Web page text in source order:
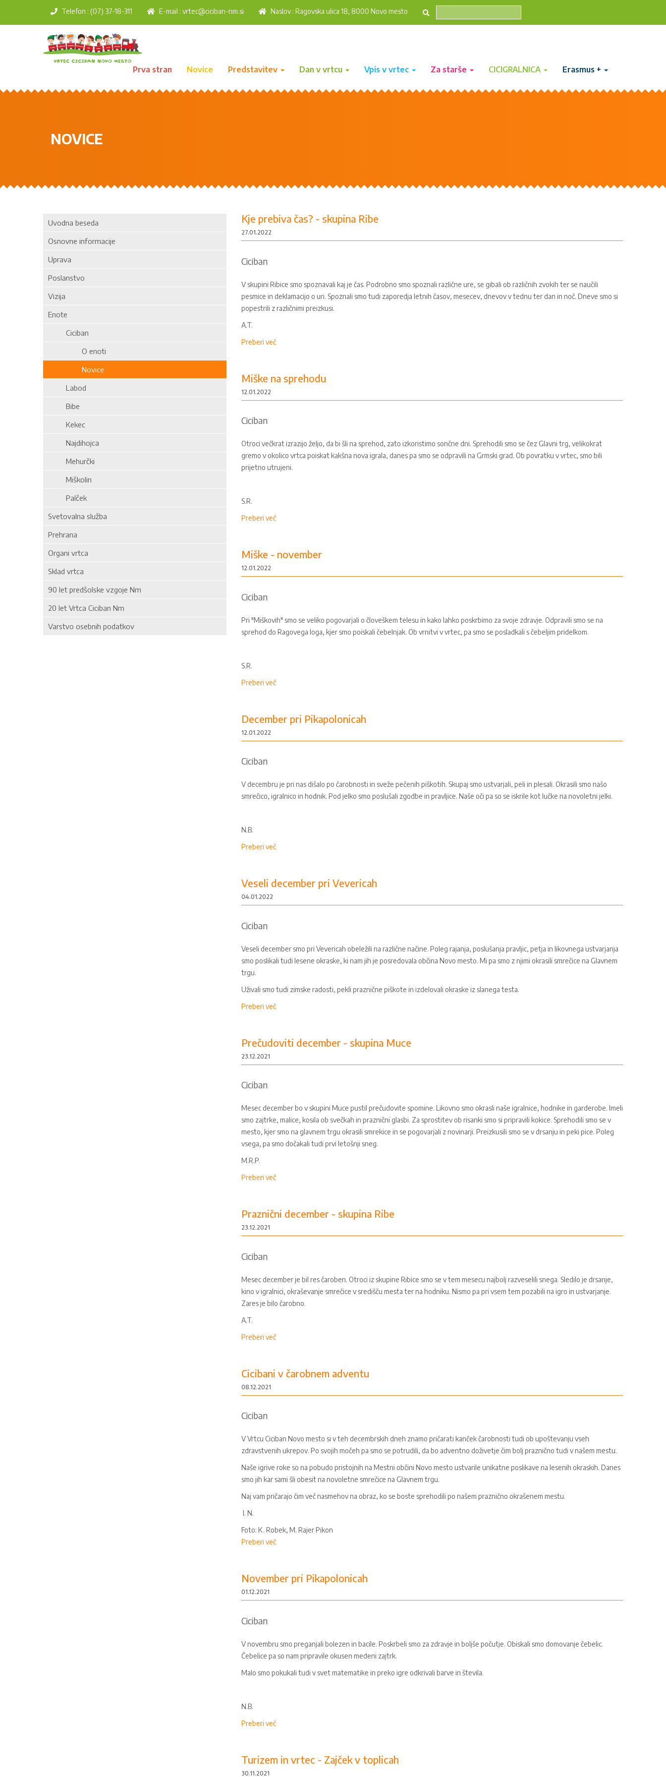
Telefon : (07) 37-18-311 E-mail : vrtec@ciciban-nm.si Naslov : Ragovska ulica 18, 8000 Novo mesto
Prva stran Novice Predstavitev Dan v vrtcu Vpis v vrtec Za starše CICIGRALNICA Erasmus +
NOVICE
Uvodna beseda
Osnovne informacije
Uprava
Poslanstvo
Vizija
Enote
Ciciban
O enoti
Novice
Labod
Bibe
Kekec
Najdihojca
Mehurčki
Miškolin
Palček
Svetovalna služba
Prehrana
Organi vrtca
Sklad vrtca
90 let predšolske vzgoje Nm
20 let Vrtca Ciciban Nm
Varstvo osebnih podatkov
Kje prebiva čas? - skupina Ribe
27.01.2022
Ciciban
V skupini Ribice smo spoznavali kaj je čas. Podrobno smo spoznali različne ure, se gibali ob različnih zvokih ter se naučili
pesmice in deklamacijo o uri. Spoznali smo tudi zaporedja letnih časov, mesecev, dnevov v tednu ter dan in noč. Dneve smo si
popestrili z različnimi preizkusi.
A.T.
Preberi več
Miške na sprehodu
12.01.2022
Ciciban
Otroci večkrat izrazijo željo, da bi šli na sprehod, zato izkoristimo sončne dni. Sprehodili smo se čez Glavni trg, velikokrat
gremo v okolico vrtca poiskat kakšna nova igrala, danes pa smo se odpravili na Grmski grad. Ob povratku v vrtec, smo bili
prijetno utrujeni.
S.R.
Preberi več
Miške - november
12.01.2022
Ciciban
Pri "Miškovih" smo se veliko pogovarjali o človeškem telesu in kako lahko poskrbimo za svoje zdravje. Odpravili smo se na
sprehod do Ragovega loga, kjer smo poiskali čebelnjak. Ob vrnitvi v vrtec, pa smo se posladkali s čebeljim pridelkom.
S.R.
Preberi več
December pri Pikapolonicah
12.01.2022
Ciciban
V decembru je pri nas dišalo po čarobnosti in sveže pečenih piškotih. Skupaj smo ustvarjali, peli in plesali. Okrasili smo našo
smrečico, igralnico in hodnik. Pod jelko smo poslušali zgodbe in pravljice. Naše oči pa so se iskrile kot lučke na novoletni jelki.
N.B.
Preberi več
Veseli december pri Vevericah
04.01.2022
Ciciban
Veseli december smo pri Vevericah obeležili na različne načine. Poleg rajanja, poslušanja pravljic, petja in likovnega ustvarjanja
smo poslikali tudi lesene okraske, ki nam jih je posredovala občina Novo mesto. Mi pa smo z njimi okrasili smrečice na Glavnem
trgu.
Uživali smo tudi zimske radosti, pekli praznične piškote in izdelovali okraske iz slanega testa.
Preberi več
Prečudoviti december - skupina Muce
23.12.2021
Ciciban
Mesec december bo v skupini Muce pustil prečudovite spomine. Likovno smo okrasli naše igralnice, hodnike in garderobe. Imeli
smo zajtrke, malice, kosila ob svečkah in praznični glasbi. Za sprostitev ob risanki smo si pripravili kokice. Sprehodili smo se v
mesto, kjer smo na glavnem trgu okrasili smrekice in se pogovarjali z novinarji. Preizkusili smo se v drsanju in peki pice. Poleg
vsega, pa smo dočakali tudi prvi letošnji sneg.
M.R.P.
Preberi več
Praznični december - skupina Ribe
23.12.2021
Ciciban
Mesec december je bil res čaroben. Otroci iz skupine Ribice smo se v tem mesecu najbolj razveselili snega. Sledilo je drsanje,
kino v igralnici, okraševanje smrečice v središču mesta ter na hodniku. Nismo pa pri vsem tem pozabili na igro in ustvarjanje.
Zares je bilo čarobno.
A.T.
Preberi več
Cicibani v čarobnem adventu
08.12.2021
Ciciban
V Vrtcu Ciciban Novo mesto si v teh decembrskih dneh znamo pričarati kanček čarobnosti tudi ob upoštevanju vseh
zdravstvenih ukrepov. Po svojih močeh pa smo se potrudili, da bo adventno doživetje čim bolj praznično tudi v našem mestu.
Naše igrive roke so na pobudo pristojnih na Mestni občini Novo mesto ustvarile unikatne poslikave na lesenih okraskih. Danes
smo jih kar sami šli obesit na novoletne smrečice na Glavnem trgu.
Naj vam pričarajo čim več nasmehov na obraz, ko se boste sprehodili po našem praznično okrašenem mestu.
I. N.
Foto: K. Robek, M. Rajer Pikon
Preberi več
November pri Pikapolonicah
01.12.2021
Ciciban
V novembru smo preganjali bolezen in bacile. Poskrbeli smo za zdravje in boljše počutje. Obiskali smo domovanje čebelic.
Čebelice pa so nam pripravile okusen medeni zajtrk.
Malo smo pokukali tudi v svet matematike in preko igre odkrivali barve in števila.
N.B.
Preberi več
Turizem in vrtec - Zajček v toplicah
30.11.2021